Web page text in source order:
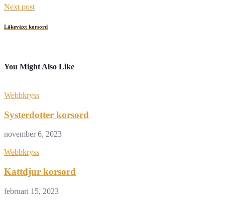
Next post
Läkeväxt korsord
You Might Also Like
Webbkryss
Systerdotter korsord
november 6, 2023
Webbkryss
Kattdjur korsord
februari 15, 2023